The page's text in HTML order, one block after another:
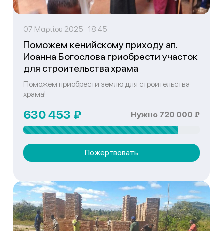
07 Μαρτίου 2025 18:45
Поможем кенийскому приходу ап.
Иоанна Богослова приобрести участок
для строительства храма
Поможем приобрести землю для строительства
храма!
630 453 ₽ Нужно 720 000 ₽
Пожертвовать